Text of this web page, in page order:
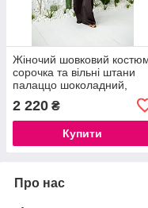
Жіночий шовковий
сорочка та вільні штани
палаццо шоколадний,
розміри 42/44, 46/48
2 220 ₴
Купити
Про нас